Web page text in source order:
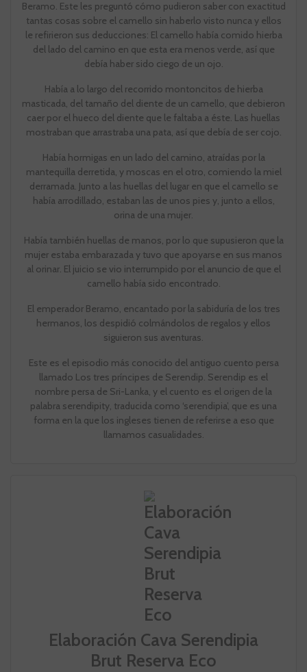
Beramo. Este les preguntó cómo pudieron saber con exactitud
tantas cosas sobre el camello sin haberlo visto nunca y ellos
le refirieron sus deducciones: El camello había comido hierba
del lado del camino en que esta era menos verde, así que
debía haber sido ciego de un ojo.
Había a lo largo del recorrido montoncitos de hierba
masticada, del tamaño del diente de un camello, que debieron
caer por el hueco del diente que le faltaba a éste. Las huellas
mostraban que arrastraba una pata, así que debía de ser cojo.
Había hormigas en un lado del camino, atraídas por la
mantequilla derretida, y moscas en el otro, comiendo la miel
derramada. Junto a las huellas del lugar en que el camello se
había arrodillado, estaban las de unos pies y, junto a ellos,
orina de una mujer.
Había también huellas de manos, por lo que supusieron que la
mujer estaba embarazada y tuvo que apoyarse en sus manos
al orinar. El juicio se vio interrumpido por el anuncio de que el
camello había sido encontrado.
El emperador Beramo, encantado por la sabiduría de los tres
hermanos, los despidió colmándolos de regalos y ellos
siguieron sus aventuras.
Este es el episodio más conocido del antiguo cuento persa
llamado Los tres príncipes de Serendip. Serendip es el
nombre persa de Sri-Lanka, y el cuento es el origen de la
palabra serendipity, traducida como ‘serendipia’, que es una
forma en la que los ingleses tienen de referirse a eso que
llamamos casualidades.
Elaboración Cava Serendipia
Brut Reserva Eco